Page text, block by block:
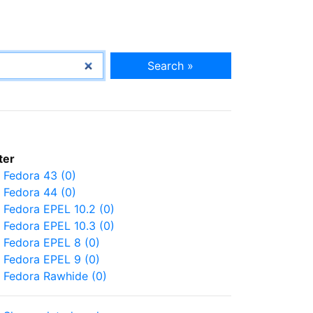
Search »
Fedora 43 (0)
Fedora 44 (0)
Fedora EPEL 10.2 (0)
Fedora EPEL 10.3 (0)
Fedora EPEL 8 (0)
Fedora EPEL 9 (0)
Fedora Rawhide (0)